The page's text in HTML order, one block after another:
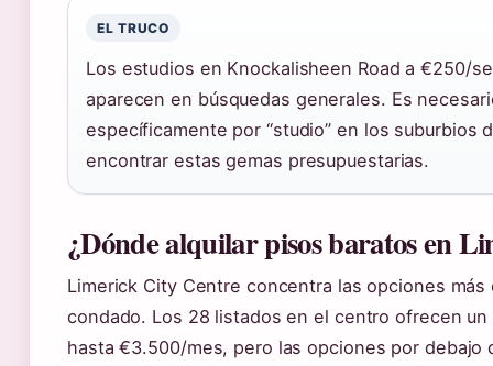
EL TRUCO
Los estudios en Knockalisheen Road a €250/
aparecen en búsquedas generales. Es
específicamente por “studio” en los suburbios
encontrar estas gemas presupuestarias.
¿Dónde alquilar pisos baratos en
Limerick City Centre concentra las opciones más
condado. Los 28 listados en el centro ofrecen
hasta €3.500/mes, pero las opciones por debajo